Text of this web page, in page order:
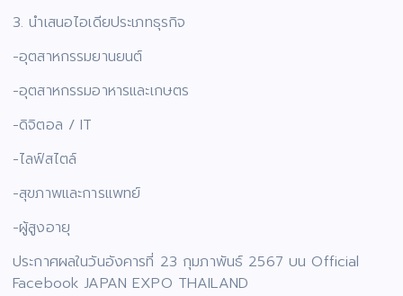
3. นำเสนอไอเดียประเภทธุรกิจ
-อุตสาหกรรมยานยนต์
-อุตสาหกรรมอาหารและเกษตร
-ดิจิตอล / IT
-ไลฟ์สไตล์
-สุขภาพและการแพทย์
-ผู้สูงอายุ
ประกาศผลในวันอังคารที่ 23 กุมภาพันธ์ 2567 บน Official
Facebook JAPAN EXPO THAILAND